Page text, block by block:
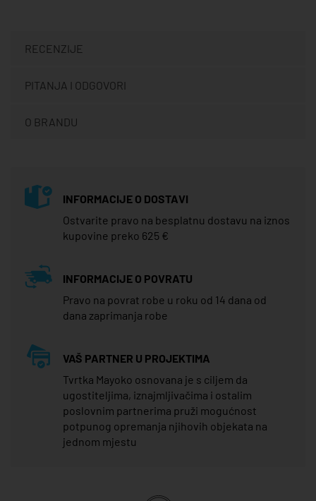
RECENZIJE
PITANJA I ODGOVORI
O BRANDU
INFORMACIJE O DOSTAVI
Ostvarite pravo na besplatnu dostavu na iznos
kupovine preko 625 €
INFORMACIJE O POVRATU
Pravo na povrat robe u roku od 14 dana od
dana zaprimanja robe
VAŠ PARTNER U PROJEKTIMA
Tvrtka Mayoko osnovana je s ciljem da
ugostiteljima, iznajmljivačima i ostalim
poslovnim partnerima pruži mogućnost
potpunog opremanja njihovih objekata na
jednom mjestu